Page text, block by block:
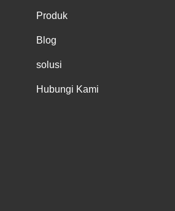
Produk
Blog
solusi
Hubungi Kami